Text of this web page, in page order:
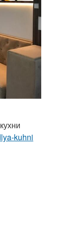
kuhni